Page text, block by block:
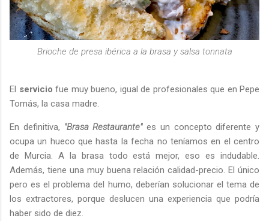
Brioche de presa ibérica a la brasa y salsa tonnata
El servicio fue muy bueno, igual de profesionales que en Pepe
Tomás, la casa madre.
En definitiva, "Brasa Restaurante"es un concepto diferente y
ocupa un hueco que hasta la fecha no teníamos en el centro
de Murcia. A la brasa todo está mejor, eso es indudable.
Además, tiene una muy buena relación calidad-precio. El único
pero es el problema del humo, deberían solucionar el tema de
los extractores, porque deslucen una experiencia que podría
haber sido de diez.